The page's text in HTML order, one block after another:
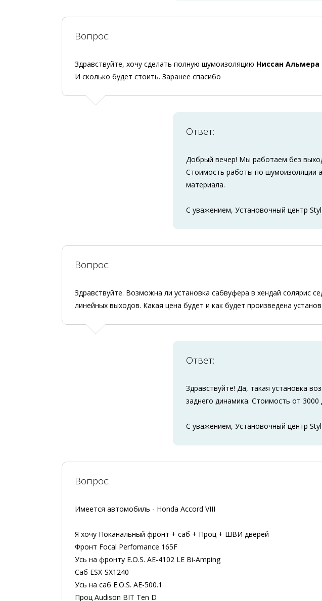
Вопрос:
Здравствуйте, хочу сделать полную шумоизоляцию Ниссан Альмера
И сколько будет стоить. Заранее спасибо
Ответ:
Добрый вечер! Мы работаем без
Стоимость работы по шумоизоляции
материала.
С уважением, Установочный центр
Вопрос:
Здравствуйте. Возможна ли установка сабвуфера в хендай солярис
линейных выходов. Какая цена будет и как будет произведена
Ответ:
Здравствуйте! Да, такая установка
заднего динамика. Стоимость от
С уважением, Установочный центр
Вопрос:
Имеется автомобиль - Honda Accord VIII
Я хочу Поканальный фронт + саб + Проц + ШВИ дверей
Фронт Focal Perfomance 165F
Усь на фронту E.O.S. AE-4102 LE Bi-Amping
Саб ESX-SX1240
Усь на саб E.O.S. AE-500.1
Проц Audison BIT Ten D